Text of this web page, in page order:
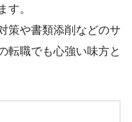
す。
策や書類添削などのサ
転職でも心強い味方と